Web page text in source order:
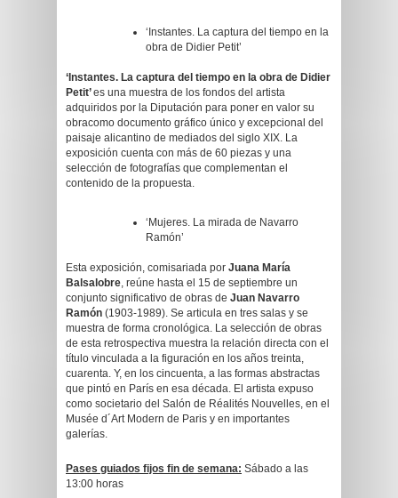
‘Instantes. La captura del tiempo en la
obra de Didier Petit’
‘ Instantes. La captura del tiempo en la obra de Didier
Petit’es una muestra de los fondos del artista
adquiridos por la Diputación para poner en valor su
obracomo documento gráfico único y excepcional del
paisaje alicantino de mediados del siglo XIX. La
exposición cuenta con más de 60 piezas y una
selección de fotografías que complementan el
contenido de la propuesta.
‘Mujeres. La mirada de Navarro
Ramón’
Esta exposición, comisariada por Juana María
Balsalobre, reúne hasta el 15 de septiembre un
conjunto significativo de obras de Juan Navarro
Ramón (1903-1989). Se articula en tres salas y se
muestra de forma cronológica. La selección de obras
de esta retrospectiva muestra la relación directa con el
título vinculada a la figuración en los años treinta,
cuarenta. Y, en los cincuenta, a las formas abstractas
que pintó en París en esa década. El artista expuso
como societario del Salón de Réalités Nouvelles, en el
Musée d´Art Modern de Paris y en importantes
galerías.
Pases guiados fijos fin de semana: Sábado a las
13:00 horas